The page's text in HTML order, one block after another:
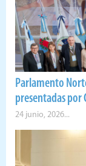
Parlamento
presentadas por
24 junio, 2026...